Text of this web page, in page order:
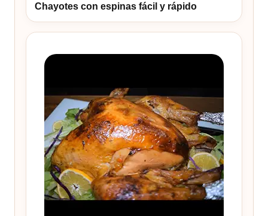
Chayotes con espinas fácil y rápido